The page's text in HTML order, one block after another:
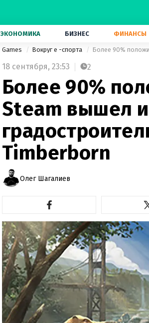
ЭКОНОМИКА БИЗНЕС ФИНАНСЫ
Games Вокруг е -спорта
18 сентября, 23:53 2
Более 90%
Steam вышел
Timberborn
Олег Шагалиев